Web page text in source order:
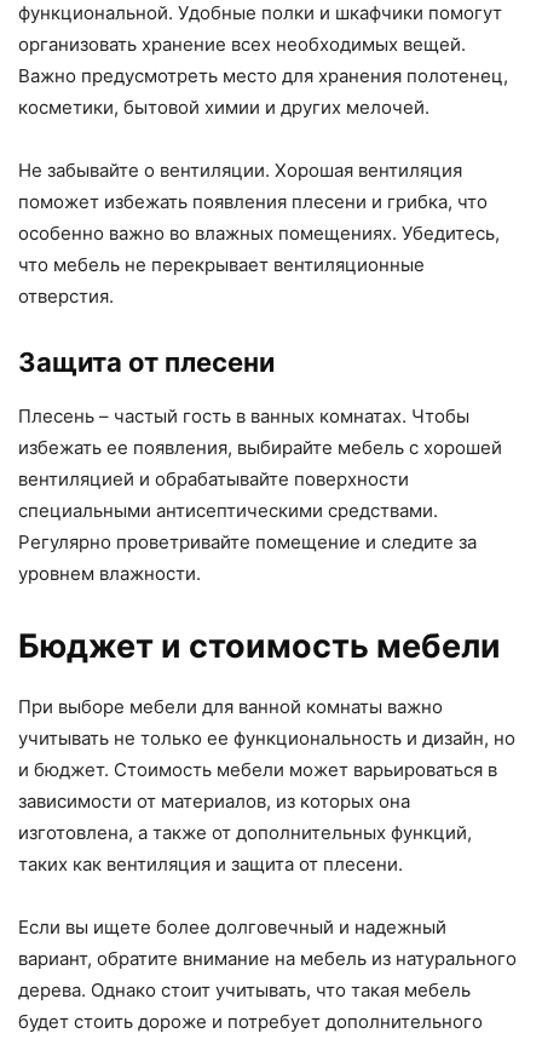
функциональной. Удобные полки и шкафчики помогут
организовать хранение всех необходимых вещей.
Важно предусмотреть место для хранения полотенец,
косметики, бытовой химии и других мелочей.
Не забывайте о вентиляции. Хорошая вентиляция
поможет избежать появления плесени и грибка, что
особенно важно во влажных помещениях. Убедитесь,
что мебель не перекрывает вентиляционные
отверстия.
Защита от плесени
Плесень – частый гость в ванных комнатах. Чтобы
избежать ее появления, выбирайте мебель с хорошей
вентиляцией и обрабатывайте поверхности
специальными антисептическими средствами.
Регулярно проветривайте помещение и следите за
уровнем влажности.
Бюджет и стоимость мебели
При выборе мебели для ванной комнаты важно
учитывать не только ее функциональность и дизайн, но
и бюджет. Стоимость мебели может варьироваться в
зависимости от материалов, из которых она
изготовлена, а также от дополнительных функций,
таких как вентиляция и защита от плесени.
Если вы ищете более долговечный и надежный
вариант, обратите внимание на мебель из натурального
дерева. Однако стоит учитывать, что такая мебель
будет стоить дороже и потребует дополнительного